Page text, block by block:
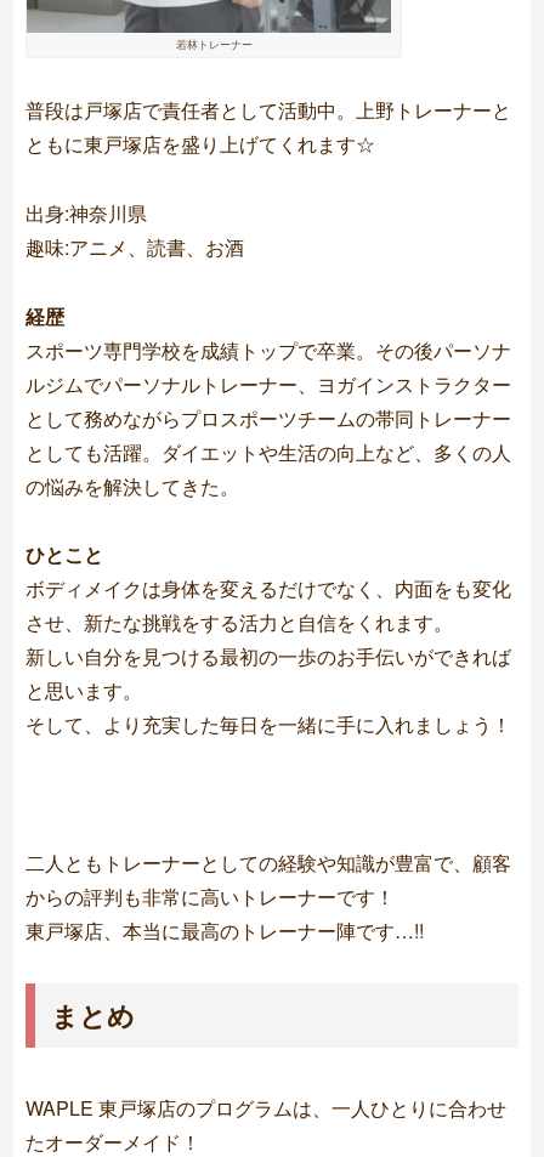
若林トレーナー
普段は戸塚店で責任者として活動中。上野トレーナーと
ともに東戸塚店を盛り上げてくれます☆
出身:神奈川県
趣味:アニメ、読書、お酒
経歴
スポーツ専門学校を成績トップで卒業。その後パーソナ
ルジムでパーソナルトレーナー、ヨガインストラクター
として務めながらプロスポーツチームの帯同トレーナー
としても活躍。ダイエットや生活の向上など、多くの人
の悩みを解決してきた。
ひとこと
ボディメイクは身体を変えるだけでなく、内面をも変化
させ、新たな挑戦をする活力と自信をくれます。
新しい自分を見つける最初の一歩のお手伝いができれば
と思います。
そして、より充実した毎日を一緒に手に入れましょう！
二人ともトレーナーとしての経験や知識が豊富で、顧客
からの評判も非常に高いトレーナーです！
東戸塚店、本当に最高のトレーナー陣です…!!
まとめ
WAPLE 東戸塚店のプログラムは、一人ひとりに合わせ
たオーダーメイド！